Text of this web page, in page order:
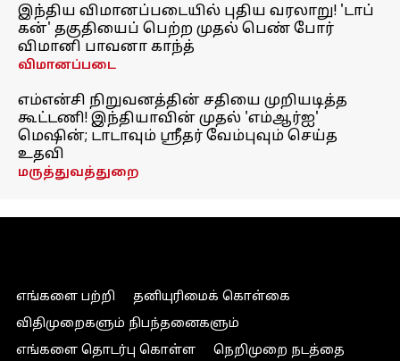
இந்திய விமானப்படையில் புதிய வரலாறு! 'டாப்
கன்' தகுதியைப் பெற்ற முதல் பெண் போர்
விமானி பாவனா காந்த்
விமானப்படை
எம்என்சி நிறுவனத்தின் சதியை முறியடித்த
கூட்டணி! இந்தியாவின் முதல் 'எம்ஆர்ஐ'
மெஷின்; டாடாவும் ஸ்ரீதர் வேம்புவும் செய்த
உதவி
மருத்துவத்துறை
எங்களை பற்றி
தனியுரிமைக் கொள்கை
விதிமுறைகளும் நிபந்தனைகளும்
எங்களை தொடர்பு கொள்ள
நெறிமுறை நடத்தை